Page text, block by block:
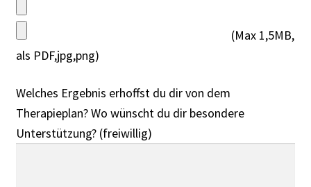
(Max 1,5MB,
als PDF,jpg,png)
Welches Ergebnis erhoffst du dir von dem
Therapieplan? Wo wünscht du dir besondere
Unterstützung? (freiwillig)